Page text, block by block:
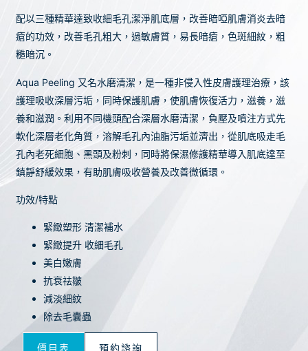
配以三種精華達致收細毛孔潔淨肌底層，改善暗啞肌膚消炎去暗
瘡的功效，改善毛孔粗大，過敏膚質，易長暗瘡，色斑細紋，粗
糙暗沉。
Aqua Peeling 又名水磨清潔，是一種非侵入性皮膚護理治療，該
護理吸收深層污垢，同時保護肌膚，使肌膚恢復活力，滋養，滋
養和滋潤。利用不同機頭配合深層水磨清潔，負壓及噴注方式先
軟化深層老化角質，溶解毛孔內油脂污垢並濟出，從肌底吸走毛
孔內老死細胞、黑頭及粉刺，同時將保濕修護精華導入肌底達至
鎮靜舒緩效果，有助肌膚吸收營養及改善微循環。
功效/特點
緊緻塑形 清潔補水
緊緻提升 收細毛孔
美白嫩膚
抗衰祛皺
減淡細紋
除去毛囊蟲
價目表 預約諮詢